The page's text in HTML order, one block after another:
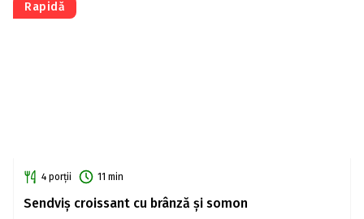
Rapidă
4 porții 11 min
Sendviș croissant cu brânză și somon